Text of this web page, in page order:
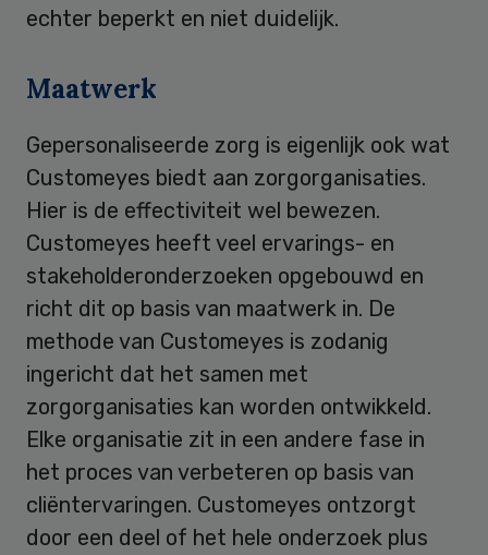
echter beperkt en niet duidelijk.
Maatwerk
Gepersonaliseerde zorg is eigenlijk ook wat
Customeyes biedt aan zorgorganisaties.
Hier is de effectiviteit wel bewezen.
Customeyes heeft veel ervarings- en
stakeholderonderzoeken opgebouwd en
richt dit op basis van maatwerk in. De
methode van Customeyes is zodanig
ingericht dat het samen met
zorgorganisaties kan worden ontwikkeld.
Elke organisatie zit in een andere fase in
het proces van verbeteren op basis van
cliëntervaringen. Customeyes ontzorgt
door een deel of het hele onderzoek plus